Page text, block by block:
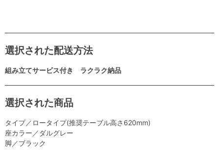
選択された配送方法
組み立てサービス付き ラクラク納品
選択された商品
タイプ／ロータイプ(推奨テーブル高さ620mm)
座カラー／ダルグレー
脚／ブラック